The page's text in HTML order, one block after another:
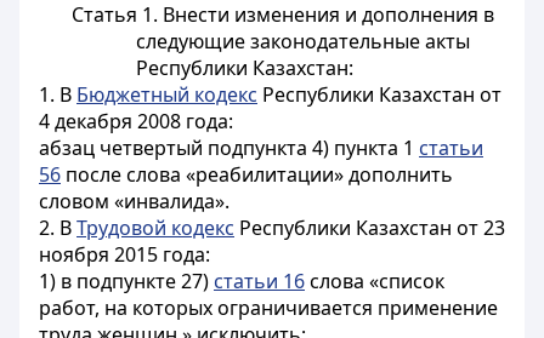
Статья 1. Внести изменения и дополнения в
следующие законодательные акты
Республики Казахстан:
1. В Бюджетный кодекс Республики Казахстан от
4 декабря 2008 года:
абзац четвертый подпункта 4) пункта 1 статьи
56 после слова «реабилитации» дополнить
словом «инвалида».
2. ВТрудовой кодекс Республики Казахстан от 23
ноября 2015 года:
1) в подпункте 27) статьи 16слова «список
работ, на которых ограничивается применение